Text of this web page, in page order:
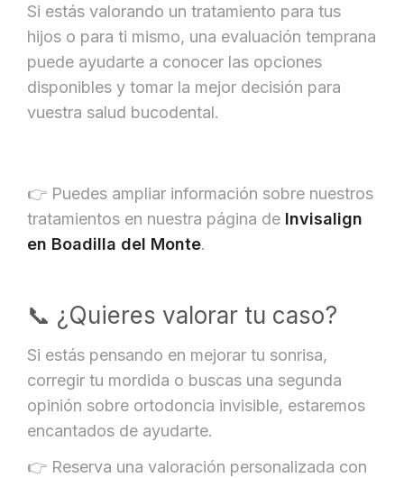
Si estás valorando un tratamiento para tus
hijos o para ti mismo, una evaluación temprana
puede ayudarte a conocer las opciones
disponibles y tomar la mejor decisión para
vuestra salud bucodental.
👉 Puedes ampliar información sobre nuestros
tratamientos en nuestra página de Invisalign
en Boadilla del Monte.
📞 ¿Quieres valorar tu caso?
Si estás pensando en mejorar tu sonrisa,
corregir tu mordida o buscas una segunda
opinión sobre ortodoncia invisible, estaremos
encantados de ayudarte.
👉 Reserva una valoración personalizada con